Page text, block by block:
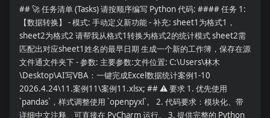
理： * 训练参数： * 损失函数： * 优化器： * 评价指标： * 内部验
证： * 外部验证： * 是否存在数据泄漏风险： * 是否与基线模型进
行比较： ### 9. 主要结果 请将结果分为以下部分。 #### 主要结
果 * 最核心发现： * 主要效应值： * P值： * 95%置信区间： * 模
型性能： * 是否达到统计学显著性： * 是否具有潜在临床意义：
#### 次要结果 按重要程度整理其他发现。 #### 阴性结果 单独
列出没有统计学意义或未验证成功的结果，不要只整理阳性结果。
### 10. 图片与表格解读 逐一说明重要图片和表格： * 图表编号：
* 图表展示的内容： * 横轴和纵轴分别代表什么： * 各组之间的主
## 🚀 任务清单 (Tasks) 请按顺序编写 Python 代码: #### 任务 1:
【数据转换】 - 模式: 手动定义新功能 - 补充: sheet1为格式1，
sheet2为格式2 请帮我从格式1转换为格式2的统计模式 sheet2需
匹配出对应sheet1姓名的最早日期 生成一个新的工作簿，保存在源
文件通文件夹下 - 参数: 主要参数:文件位置: C:\Users\林木
\Desktop\AI写VBA：一键完成Excel数据统计案例1-10
2026.4.24\11.案例11\案例11.xlsx; ## ⚠ 要求 1. 优先使用
`pandas`，样式调整使用 `openpyxl`。 2. 代码要求：模块化、带
详细中文注释、可直接在 PyCharm 运行。 3. 提供完整的 Python